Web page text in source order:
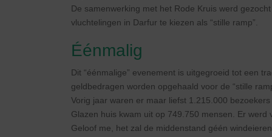
De samenwerking met het Rode Kruis werd
vluchtelingen in Darfur te kiezen als “stille ramp”.
Éénmalig
Dit “éénmalige” evenement is uitgegroeid tot een
geldbedragen worden opgehaald voor de “stille
Vorig jaar waren er maar liefst 1.215.000
Glazen huis kwam uit op 749.750 mensen. Er
Geloof me, het zal de middenstand géén windeieren